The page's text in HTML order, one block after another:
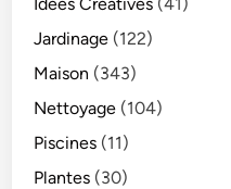
Jardinage (122)
Maison (343)
Nettoyage (104)
Piscines (11)
Plantes (30)